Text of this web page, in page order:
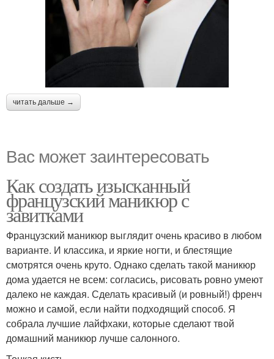
читать дальше →
Вас может заинтересовать
Как создать изысканный
французский маникюр с
завитками
Французский маникюр выглядит очень красиво в любом
варианте. И классика, и яркие ногти, и блестящие
смотрятся очень круто. Однако сделать такой маникюр
дома удается не всем: согласись, рисовать ровно умеют
далеко не каждая. Сделать красивый (и ровный!) френч
можно и самой, если найти подходящий способ. Я
собрала лучшие лайфхаки, которые сделают твой
домашний маникюр лучше салонного.